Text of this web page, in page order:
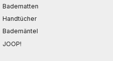
Badematten
Handtücher
Bademäntel
JOOP!